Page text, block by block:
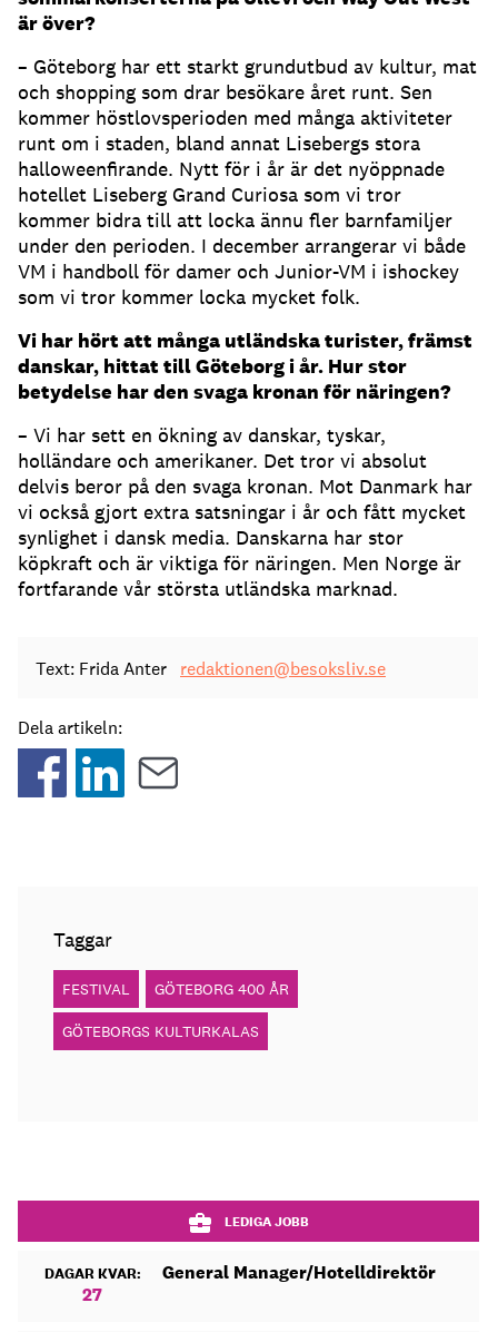
är över?
– Göteborg har ett starkt grundutbud av kultur, mat
och shopping som drar besökare året runt. Sen
kommer höstlovsperioden med många aktiviteter
runt om i staden, bland annat Lisebergs stora
halloweenfirande. Nytt för i år är det nyöppnade
hotellet Liseberg Grand Curiosa som vi tror
kommer bidra till att locka ännu fler barnfamiljer
under den perioden. I december arrangerar vi både
VM i handboll för damer och Junior-VM i ishockey
som vi tror kommer locka mycket folk.
Vi har hört att många utländska turister, främst
danskar, hittat till Göteborg i år. Hur stor
betydelse har den svaga kronan för näringen?
– Vi har sett en ökning av danskar, tyskar,
holländare och amerikaner. Det tror vi absolut
delvis beror på den svaga kronan. Mot Danmark har
vi också gjort extra satsningar i år och fått mycket
synlighet i dansk media. Danskarna har stor
köpkraft och är viktiga för näringen. Men Norge är
fortfarande vår största utländska marknad.
Text: Frida Anter redaktionen@besoksliv.se
Dela artikeln:
Taggar
FESTIVAL GÖTEBORG 400 ÅR
GÖTEBORGS KULTURKALAS
LEDIGA JOBB
DAGAR KVAR:
27
General Manager/Hotelldirektör